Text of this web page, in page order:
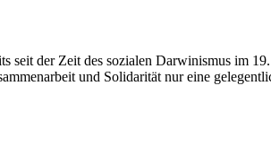
seit der Zeit des sozialen Darwinismus im
und Solidarität nur eine